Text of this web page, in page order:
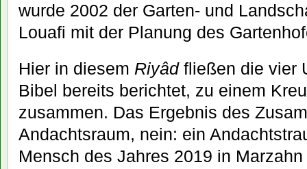
wurde 2002 der Garten- und
Louafi mit der Planung des
Hier in diesem Riyâdfließen die vier
Bibel bereits berichtet, zu einem
zusammen. Das Ergebnis des
Andachtsraum, nein: ein
Mensch des Jahres 2019 in